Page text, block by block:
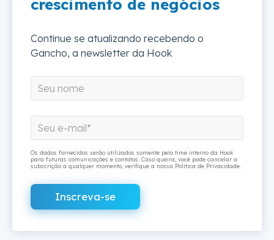
crescimento de negócios
Continue se atualizando recebendo o
Gancho, a newsletter da Hook
Os dados fornecidos serão utilizados somente pelo time interno da Hook
para futuras comunicações e contatos. Caso queira, você pode cancelar a
subscrição a qualquer momento, verifique a nossa Política de Privacidade.